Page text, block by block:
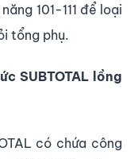
101-111 để loại
tổng phụ.
SUBTOTAL lồng
có chứa công